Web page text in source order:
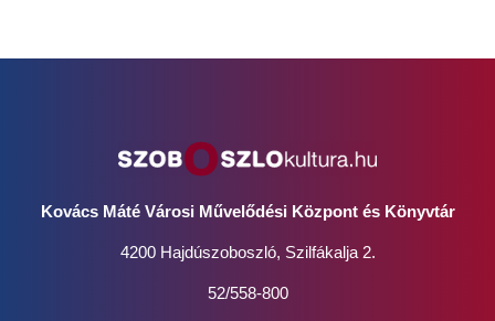
Kovács Máté Városi Művelődési Központ és Könyvtár
4200 Hajdúszoboszló, Szilfákalja 2.
52/558-800